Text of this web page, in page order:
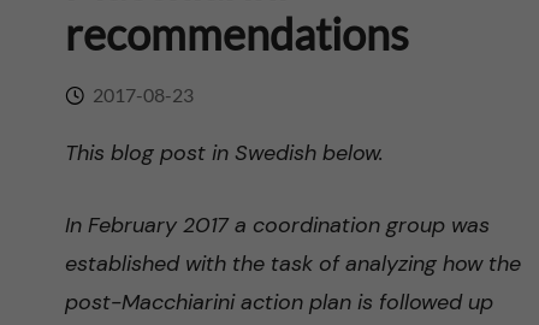
s
h
f
recommendations
2017-08-23
This blog post in Swedish below.
In February 2017 a coordination group was
established with the task of analyzing how the
post-Macchiarini action plan is followed up